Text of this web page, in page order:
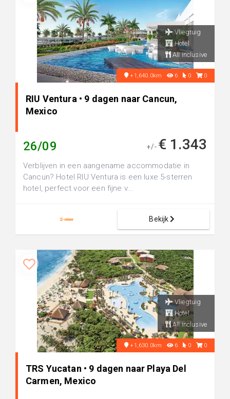
Vliegtuig
Hotel
All inclusive
+1,640.0km 6 0 0
RIU Ventura • 9 dagen naar Cancun,
Mexico
26/09 +/- € 1.343
Verblijven in een aangename accommodatie in
Cancun? Hotel RIU Ventura is een luxe 5-sterren
hotel, perfect voor een fijne v...
Bekijk
Vliegtuig
Hotel
All inclusive
+1,630.0km 6 0 0
TRS Yucatan • 9 dagen naar Playa Del
Carmen, Mexico